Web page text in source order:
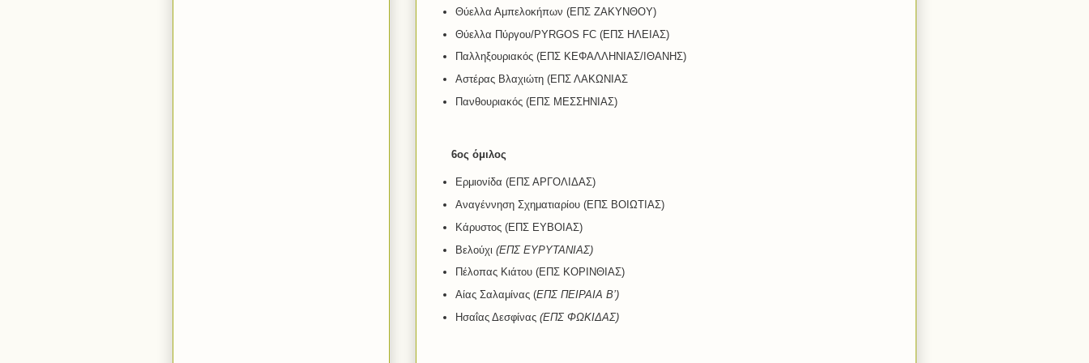
Θύελλα Αμπελοκήπων (ΕΠΣ ΖΑΚΥΝΘΟΥ)
Θύελλα Πύργου/PYRGOS FC (ΕΠΣ ΗΛΕΙΑΣ)
Παλληξουριακός (ΕΠΣ ΚΕΦΑΛΛΗΝΙΑΣ/ΙΘΑΝΗΣ)
Αστέρας Βλαχιώτη (ΕΠΣ ΛΑΚΩΝΙΑΣ
Πανθουριακός (ΕΠΣ ΜΕΣΣΗΝΙΑΣ)
6ος όμιλος
Ερμιονίδα (ΕΠΣ ΑΡΓΟΛΙΔΑΣ)
Αναγέννηση Σχηματιαρίου (ΕΠΣ ΒΟΙΩΤΙΑΣ)
Κάρυστος (ΕΠΣ ΕΥΒΟΙΑΣ)
Βελούχι (ΕΠΣ ΕΥΡΥΤΑΝΙΑΣ)
Πέλοπας Κιάτου (ΕΠΣ ΚΟΡΙΝΘΙΑΣ)
Αίας Σαλαμίνας (ΕΠΣ ΠΕΙΡΑΙΑ Β’)
Ησαΐας Δεσφίνας (ΕΠΣ ΦΩΚΙΔΑΣ)